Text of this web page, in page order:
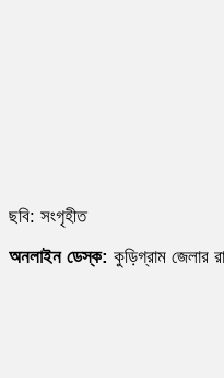
ছবি: সংগৃহীত
অনলাইন ডেস্ক: কুড়িগ্রাম জেলার